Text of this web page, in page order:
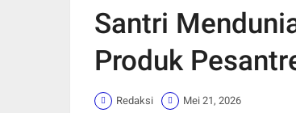
Santri
Produk
Redaksi Mei 21, 2026